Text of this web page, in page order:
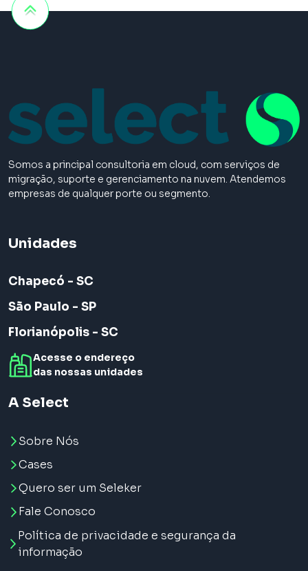
Somos a principal consultoria em cloud, com serviços de
migração, suporte e gerenciamento na nuvem. Atendemos
empresas de qualquer porte ou segmento.
Unidades
Chapecó - SC
São Paulo - SP
Florianópolis - SC
Acesse o endereço
das nossas unidades
A Select
Sobre Nós
Cases
Quero ser um Seleker
Fale Conosco
Política de privacidade e segurança da
informação